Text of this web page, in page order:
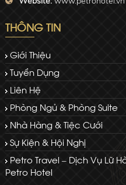
THÔNG TIN
Giới Thiệu
Tuyển Dụng
Liên Hệ
Phòng Ngủ & Phòng Suite
Nhà Hàng & Tiệc Cưới
Sự Kiện & Hội Nghị
Petro Travel – Dịch Vụ Lữ
Petro Hotel